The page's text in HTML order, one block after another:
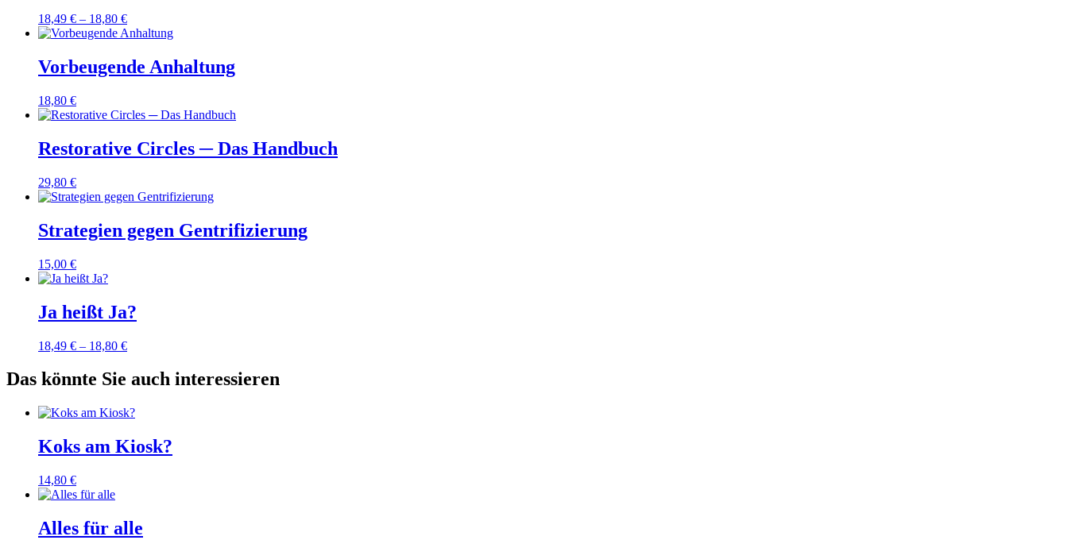
18,49 € – 18,80 €
Vorbeugende Anhaltung
18,80 €
Restorative Circles ─ Das Handbuch
29,80 €
Strategien gegen Gentrifizierung
15,00 €
Ja heißt Ja?
18,49 € – 18,80 €
Das könnte Sie auch interessieren
Koks am Kiosk?
14,80 €
Alles für alle